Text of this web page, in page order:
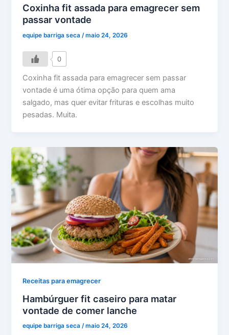
Coxinha fit assada para emagrecer sem
passar vontade
equipe barriga seca/maio 24, 2026
0
Coxinha fit assada para emagrecer sem passar
vontade é uma ótima opção para quem ama
salgado, mas quer evitar frituras e escolhas muito
pesadas. Muita.
Receitas para emagrecer
Hambúrguer fit caseiro para matar
vontade de comer lanche
equipe barriga seca/maio 24, 2026